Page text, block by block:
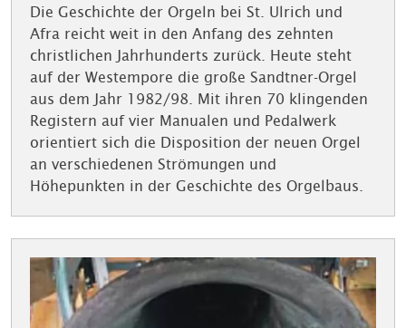
Die Geschichte der Orgeln bei St. Ulrich und
Afra reicht weit in den Anfang des zehnten
christlichen Jahrhunderts zurück. Heute steht
auf der Westempore die große Sandtner-Orgel
aus dem Jahr 1982/98. Mit ihren 70 klingenden
Registern auf vier Manualen und Pedalwerk
orientiert sich die Disposition der neuen Orgel
an verschiedenen Strömungen und
Höhepunkten in der Geschichte des Orgelbaus.